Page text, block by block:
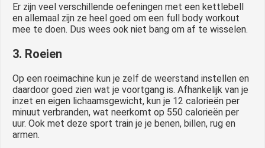
Er zijn veel verschillende oefeningen met een kettlebell
en allemaal zijn ze heel goed om een full body workout
mee te doen. Dus wees ook niet bang om af te wisselen.
3. Roeien
Op een roeimachine kun je zelf de weerstand instellen en
daardoor goed zien wat je voortgang is. Afhankelijk van je
inzet en eigen lichaamsgewicht, kun je 12 calorieën per
minuut verbranden, wat neerkomt op 550 calorieën per
uur. Ook met deze sport train je je benen, billen, rug en
armen.